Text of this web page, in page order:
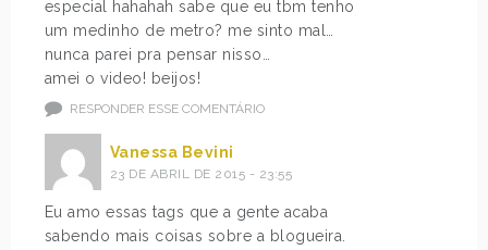
especial hahahah sabe que eu tbm tenho
um medinho de metro? me sinto mal…
nunca parei pra pensar nisso…
amei o video! beijos!
RESPONDER ESSE COMENTÁRIO
Vanessa Bevini
23 DE ABRIL DE 2015 - 23:55
Eu amo essas tags que a gente acaba
sabendo mais coisas sobre a blogueira.